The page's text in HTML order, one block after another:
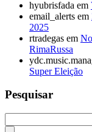
hyubrisfada em
email_alerts em
2025
rtradegas em
RimaRussa
Super Eleição
Pesquisar